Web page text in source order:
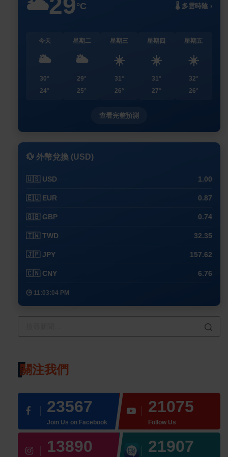
🌥️ °C 🌡️ 多雲時陰 ›
今天
🌥️
30°
24°
星期二
🌥️
29°
25°
星期三
☀️
31°
26°
星期四
☀️
31°
27°
星期五
☀️
32°
26°
查看完整預測
💱 外幣兌換 (USD)
🇺🇸 USD 1.00
🇪🇺 EUR 0.87
🇬🇧 GBP 0.74
🇹🇼 TWD 32.35
🇯🇵 JPY 157.62
🇨🇳 CNY 6.76
🕒 11:03:04 PM
關注我們
23567
Join Us on Facebook
21075
Follow Us
13890 21907